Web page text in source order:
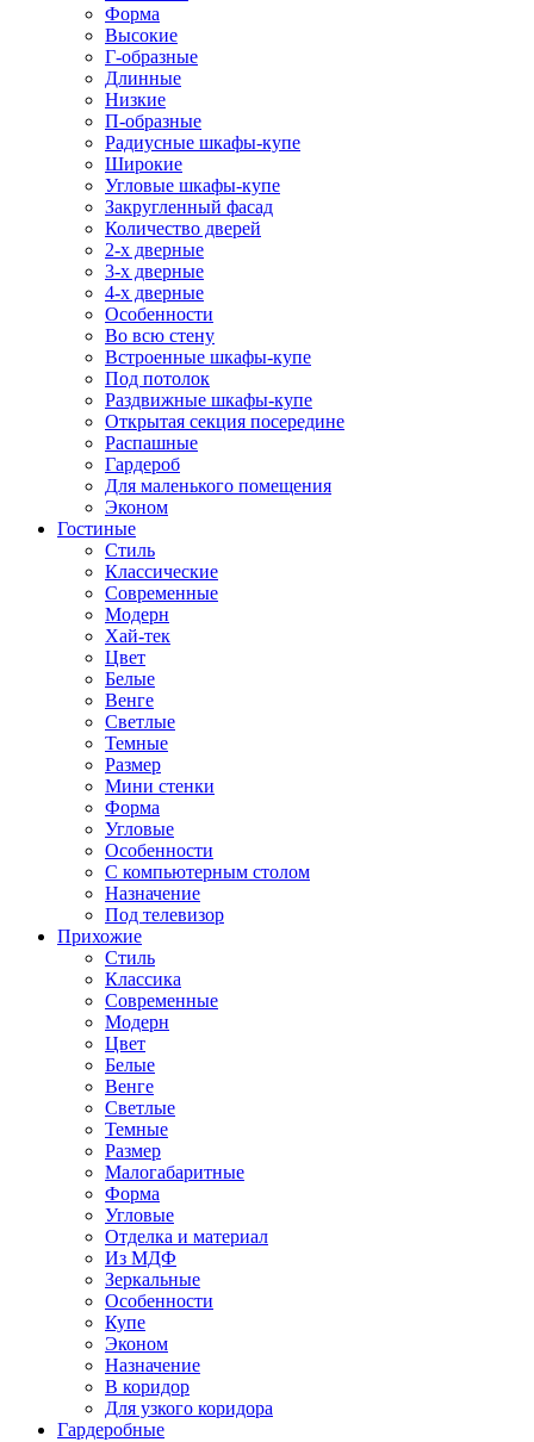
Форма
Высокие
Г-образные
Длинные
Низкие
П-образные
Радиусные шкафы-купе
Широкие
Угловые шкафы-купе
Закругленный фасад
Количество дверей
2-х дверные
3-х дверные
4-х дверные
Особенности
Во всю стену
Встроенные шкафы-купе
Под потолок
Раздвижные шкафы-купе
Открытая секция посередине
Распашные
Гардероб
Для маленького помещения
Эконом
Гостиные
Стиль
Классические
Современные
Модерн
Хай-тек
Цвет
Белые
Венге
Светлые
Темные
Размер
Мини стенки
Форма
Угловые
Особенности
С компьютерным столом
Назначение
Под телевизор
Прихожие
Стиль
Классика
Современные
Модерн
Цвет
Белые
Венге
Светлые
Темные
Размер
Малогабаритные
Форма
Угловые
Отделка и материал
Из МДФ
Зеркальные
Особенности
Купе
Эконом
Назначение
В коридор
Для узкого коридора
Гардеробные